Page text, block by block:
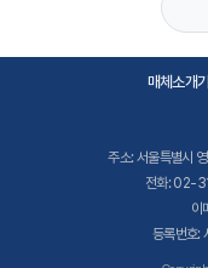
매체소개
주소: 서울특별시
전화: 02-
이
등록번호